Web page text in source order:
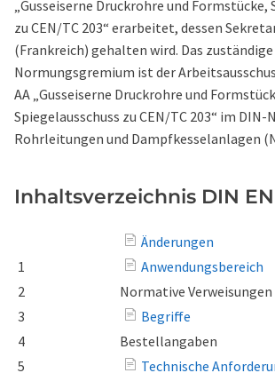
„Gusseiserne Druckrohre und Formstücke,
zu CEN/TC 203“ erarbeitet, dessen
(Frankreich) gehalten wird. Das
Normungsgremium ist der
AA „Gusseiserne Druckrohre und
Spiegelausschuss zu CEN/TC 203“ im DIN-
Rohrleitungen und Dampfkesselanlagen
Inhaltsverzeichnis DIN EN
Änderungen
1
Anwendungsbereich
2
Normative Verweisungen
3
Begriffe
4
Bestellangaben
5
Technische